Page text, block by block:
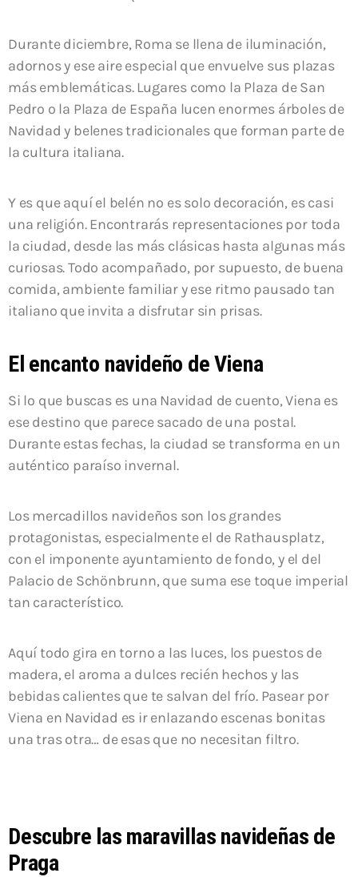
Durante diciembre, Roma se llena de iluminación,
adornos y ese aire especial que envuelve sus plazas
más emblemáticas. Lugares como la Plaza de San
Pedro o la Plaza de España lucen enormes árboles de
Navidad y belenes tradicionales que forman parte de
la cultura italiana.
Y es que aquí el belén no es solo decoración, es casi
una religión. Encontrarás representaciones por toda
la ciudad, desde las más clásicas hasta algunas más
curiosas. Todo acompañado, por supuesto, de buena
comida, ambiente familiar y ese ritmo pausado tan
italiano que invita a disfrutar sin prisas.
El encanto navideño deViena
Si lo que buscas es una Navidad de cuento,Viena es
ese destino que parece sacado de una postal.
Durante estas fechas, la ciudad se transforma en un
auténtico paraíso invernal.
Los mercadillos navideños son los grandes
protagonistas, especialmente el de Rathausplatz,
con el imponente ayuntamiento de fondo, y el del
Palacio de Schönbrunn, que suma ese toque imperial
tan característico.
Aquí todo gira en torno a las luces, los puestos de
madera, el aroma a dulces recién hechos y las
bebidas calientes que te salvan del frío. Pasear por
Viena en Navidad es ir enlazando escenas bonitas
una tras otra… de esas que no necesitan filtro.
Descubre las maravillas navideñas de
Praga